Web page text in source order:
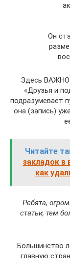
Он
Здесь ВАЖНО
«Друзья и
подразумевает
она (запись)
Читайте
закладок в
как
Ребята,
статьи, тем
Большинство
главную